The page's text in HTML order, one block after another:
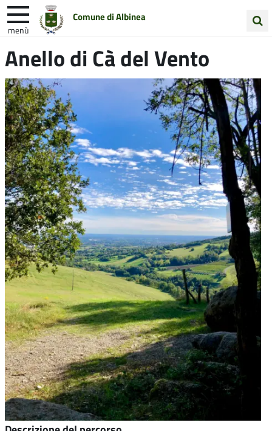
Comune di Albinea
menù
nel
sito
Entra in Comune Vivi Albinea
Unione Colline Matildiche
Anello di Cà del Vento